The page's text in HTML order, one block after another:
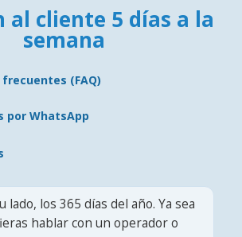
al cliente 5 días a la
semana
(FAQ)
por WhatsApp
lado, los 365 días del año. Ya sea
hablar con un operador o